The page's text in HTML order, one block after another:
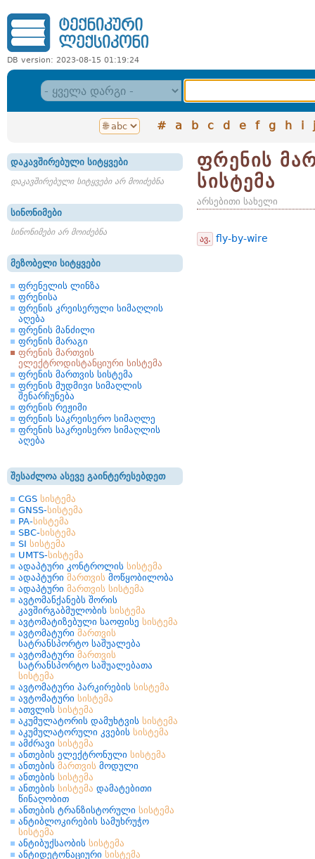
DB version: 2023-08-15 01:19:24
# a b c d e f g h i j
დაკავშირებული სიტყვები
დაკავშირებული სიტყვები არ მოიძებნა
სინონიმები
სინონიმები არ მოიძებნა
მეზობელი სიტყვები
ფრენელის ლინზა
ფრენისა
ფრენის კრეისერული სიმაღლის
აღება
ფრენის მანძილი
ფრენის მარაგი
ფრენის მართვის
ელექტროდისტანციური სისტემა
ფრენის მართვის სისტემა
ფრენის მუდმივი სიმაღლის
შენარჩუნება
ფრენის რეჟიმი
ფრენის საკრეისერო სიმაღლე
ფრენის საკრეისერო სიმაღლის
აღება
შესაძლოა ასევე გაინტერესებდეთ
CGS სისტემა
GNSS-სისტემა
PA-სისტემა
SBC-სისტემა
SI სისტემა
UMTS-სისტემა
ადაპტური კონტროლის სისტემა
ადაპტური მართვის მოწყობილობა
ადაპტური მართვის სისტემა
ავტომანქანებს შორის
კავშირგაბმულობის სისტემა
ავტომატიზებული საოფისე სისტემა
ავტომატური მართვის
სატრანსპორტო საშუალება
ავტომატური მართვის
სატრანსპორტო საშუალებათა
სისტემა
ავტომატური პარკირების სისტემა
ავტომატური სისტემა
ათვლის სისტემა
აკუმულატორის დამუხტვის სისტემა
აკუმულატორული კვების სისტემა
ამძრავი სისტემა
ანთების ელექტრონული სისტემა
ანთების მართვის მოდული
ანთების სისტემა
ანთების სისტემა დამატებითი
წინაღობით
ანთების ტრანზისტორული სისტემა
ანტიბლოკირების სამუხრუჭო
სისტემა
ანტიბუქსაობის სისტემა
ანტიდეტონაციური სისტემა
ფრენის
სისტემა
არსებითი სახელი
ავ. fly-by-wire